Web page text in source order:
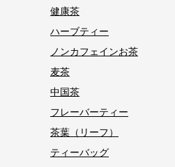
健康茶
ハーブティー
ノンカフェインお茶
麦茶
中国茶
フレーバーティー
茶葉（リーフ）
ティーバッグ